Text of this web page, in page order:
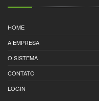
HOME
A EMPRESA
O SISTEMA
CONTATO
LOGIN